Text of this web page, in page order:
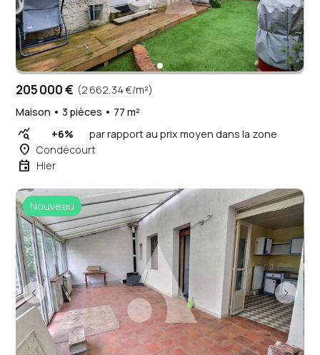
205 000 € (2 662,34 €/m²)
Maison • 3 pièces • 77 m²
query_stats +6% par rapport au prix moyen dans la zone
place Condécourt
event Hier
Nouveau